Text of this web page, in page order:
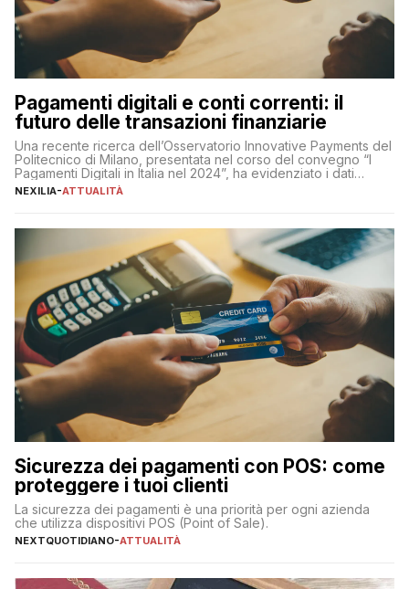
Pagamenti digitali e conti correnti: il
futuro delle transazioni finanziarie
Una recente ricerca dell’Osservatorio Innovative Payments del
Politecnico di Milano, presentata nel corso del convegno “I
Pagamenti Digitali in Italia nel 2024”, ha evidenziato i dati
definitivi del primo semestre 2024 relativamente alle
NEXILIA-ATTUALITÀ
Sicurezza dei pagamenti con POS: come
proteggere i tuoi clienti
La sicurezza dei pagamenti è una priorità per ogni azienda
che utilizza dispositivi POS (Point of Sale).
NEXTQUOTIDIANO-ATTUALITÀ